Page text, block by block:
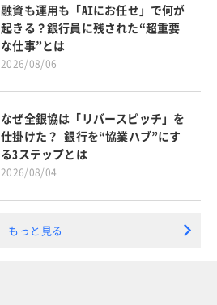
融資も運用も「AIにお任せ」で何が
起きる？銀行員に残された“超重要
な仕事”とは
2026/08/06
なぜ全銀協は「リバースピッチ」を
仕掛けた？ 銀行を“協業ハブ”にす
る3ステップとは
2026/08/04
もっと見る